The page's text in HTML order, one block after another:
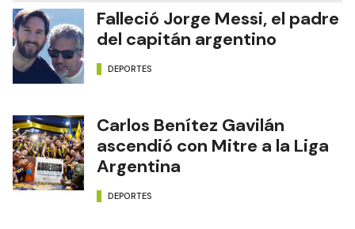
Falleció Jorge Messi, el padre
del capitán argentino
DEPORTES
Carlos Benítez Gavilán
ascendió con Mitre a la Liga
Argentina
DEPORTES